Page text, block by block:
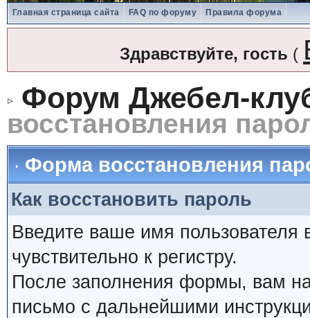
Главная страница сайта FAQ по форуму Правила форума
Здравствуйте, гость (
Форум Джебел-
восстановления
Форма восстановления
Как восстановить пароль
Введите ваше имя
чувствительно к регистру.
После заполнения формы, вам на
письмо с дальнейшими